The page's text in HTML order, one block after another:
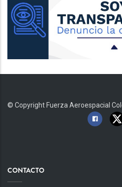
© Copyright Fuerza Aeroespacial
CONTACTO